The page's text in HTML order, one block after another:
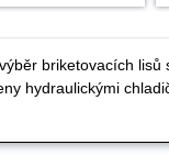
briketovacích
hydraulickými